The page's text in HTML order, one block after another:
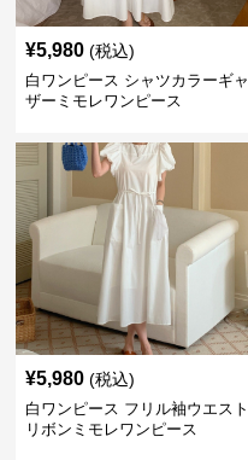
¥5,980 (税込)
白ワンピース シャツカラーギャ
ザーミモレワンピース
¥5,980 (税込)
白ワンピース フリル袖ウエスト
リボンミモレワンピース